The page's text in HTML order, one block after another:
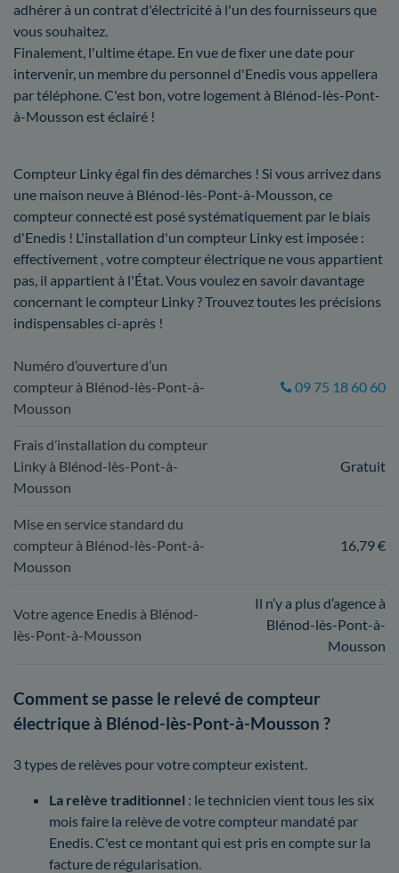
adhérer à un contrat d'électricité à l'un des fournisseurs que
vous souhaitez.
Finalement, l'ultime étape. En vue de fixer une date pour
intervenir, un membre du personnel d'Enedis vous appellera
par téléphone. C'est bon, votre logement à Blénod-lès-Pont-
à-Mousson est éclairé !
Compteur Linky égal fin des démarches ! Si vous arrivez dans
une maison neuve à Blénod-lès-Pont-à-Mousson, ce
compteur connecté est posé systématiquement par le biais
d'Enedis ! L'installation d'un compteur Linky est imposée :
effectivement , votre compteur électrique ne vous appartient
pas, il appartient à l'État. Vous voulez en savoir davantage
concernant le compteur Linky ? Trouvez toutes les précisions
indispensables ci-après !
Numéro d’ouverture d’un
compteur à Blénod-lès-Pont-à-
Mousson
09 75 18 60 60
Frais d’installation du compteur
Linky à Blénod-lès-Pont-à-
Mousson
Gratuit
Mise en service standard du
compteur à Blénod-lès-Pont-à-
Mousson
16,79 €
Votre agence Enedis à Blénod-
lès-Pont-à-Mousson
Il n’y a plus d’agence à
Blénod-lès-Pont-à-
Mousson
Comment se passe le relevé de compteur
électrique à Blénod-lès-Pont-à-Mousson ?
3 types de relèves pour votre compteur existent.
La relève traditionnel : le technicien vient tous les six
mois faire la relève de votre compteur mandaté par
Enedis. C'est ce montant qui est pris en compte sur la
facture de régularisation.